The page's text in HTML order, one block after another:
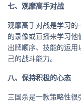
七、观摩高手对战
观摩高手对战是学习
的录像或直播来学习
出牌顺序、技能的运
己的战斗能力。
八、保持积极的心态
三国杀是一款策略性